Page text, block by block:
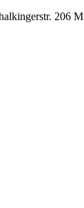
206